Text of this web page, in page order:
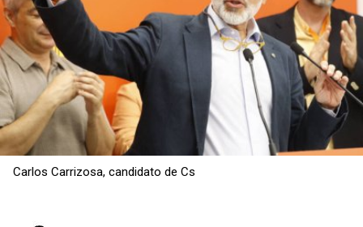
Carlos Carrizosa, candidato de Cs